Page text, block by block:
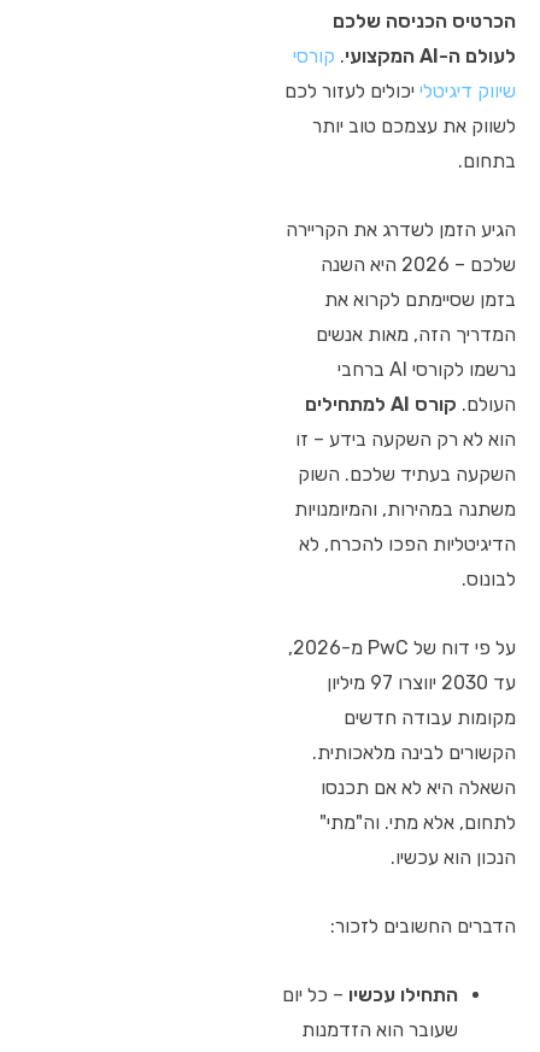
הכרטיס הכניסה שלכם
לעולם ה-AI המקצועי
. קורסי
שיווק דיגיטלי יכולים לעזור לכם
לשווק את עצמכם טוב יותר
בתחום.
הגיע הזמן לשדרג את הקריירה
שלכם – 2026 היא השנה
בזמן שסיימתם לקרוא את
המדריך הזה, מאות אנשים
נרשמו לקורסי AI ברחבי
העולם. קורס AI למתחילים
הוא לא רק השקעה בידע – זו
השקעה בעתיד שלכם. השוק
משתנה במהירות, והמיומנויות
הדיגיטליות הפכו להכרח, לא
לבונוס.
על פי דוח של PwC מ-2026,
עד 2030 יווצרו 97 מיליון
מקומות עבודה חדשים
הקשורים לבינה מלאכותית.
השאלה היא לא אם תכנסו
לתחום, אלא מתי. וה"מתי"
הנכון הוא עכשיו.
הדברים החשובים לזכור:
התחילו עכשיו – כל יום
שעובר הוא הזדמנות